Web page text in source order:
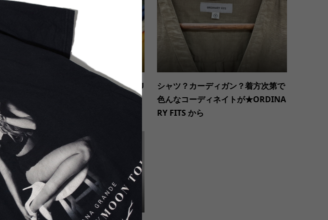
こだわるならMade In USA★THOU
シャツ？カーディガン？着方次第で
色んなコーディネイトが★ORDINA
RY FITS から